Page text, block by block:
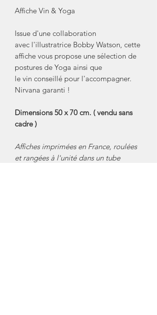
Affiche Vin & Yoga
Issue d'une collaboration
avec l'illustratrice Bobby Watson, cette
affiche vous propose une sélection de
postures de Yoga ainsi que
le vin conseillé pour l'accompagner.
Nirvana garanti !
Dimensions 50 x 70 cm. ( vendu sans
cadre )
Affiches imprimées en France, roulées
et rangées à l'unité dans un tube